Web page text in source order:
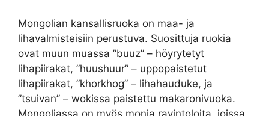
Mongolian kansallisruoka on maa- ja
lihavalmisteisiin perustuva. Suosittuja ruokia
ovat muun muassa ”buuz” – höyrytetyt
lihapiirakat, ”huushuur” – uppopaistetut
lihapiirakat, ”khorkhog” – lihahauduke, ja
”tsuivan” – wokissa paistettu makaronivuoka.
Mongoliassa on myös monia ravintoloita, joissa